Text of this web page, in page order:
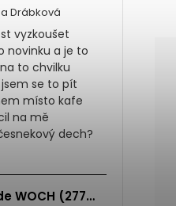
Drábková
vyzkoušet
novinku a je to
to chvilku
se to pít
místo kafe
na mě
dech?
ČATNÍ MANGO de WOCH (277ml)